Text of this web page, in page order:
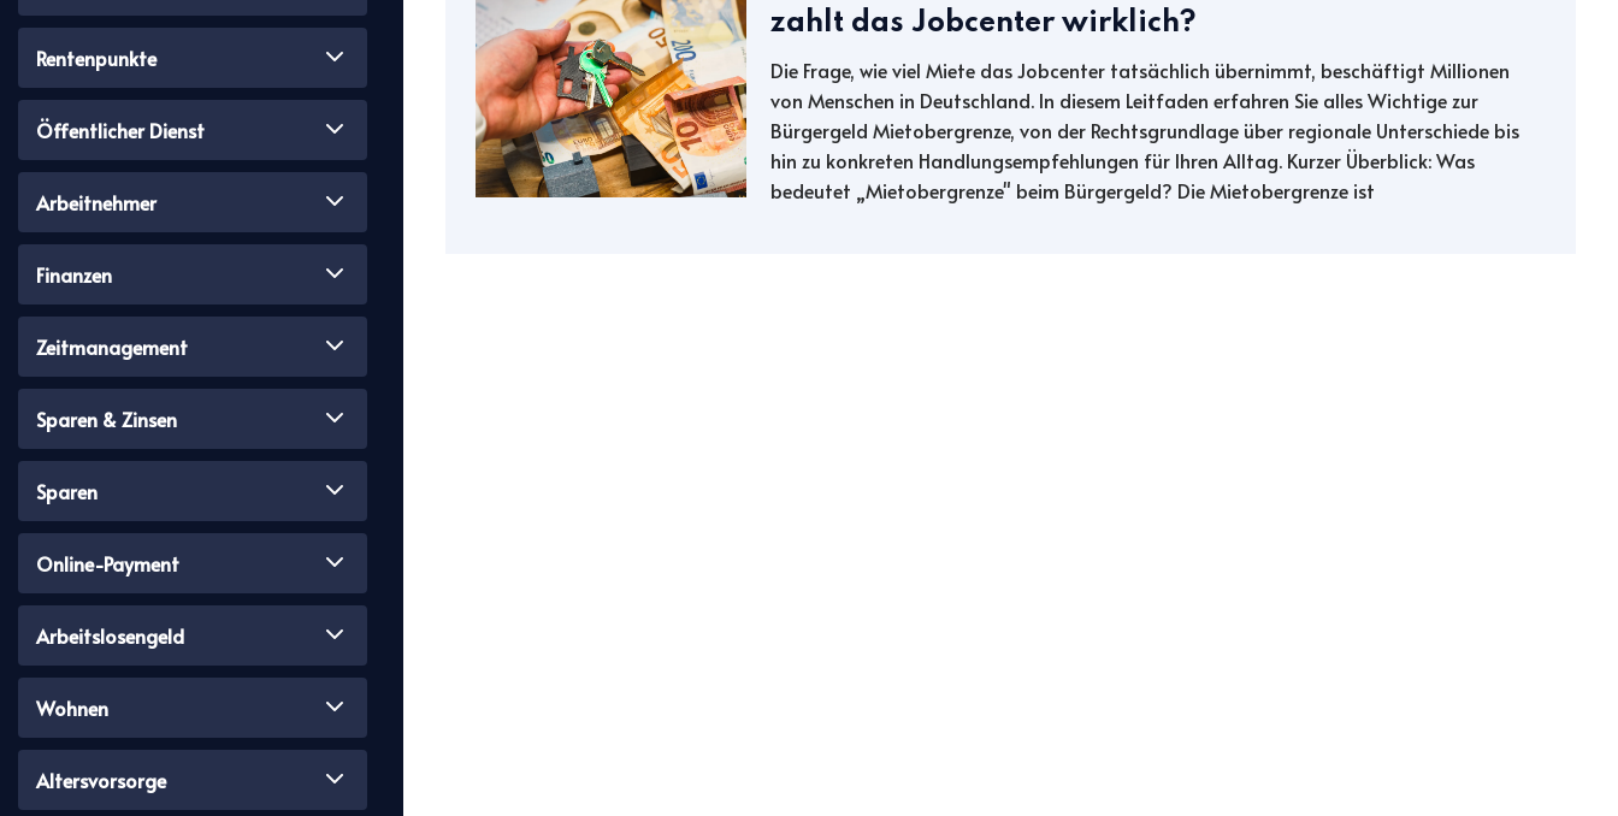
Rentenpunkte
Öffentlicher Dienst
Arbeitnehmer
Finanzen
Zeitmanagement
Sparen & Zinsen
Sparen
Online-Payment
Arbeitslosengeld
Wohnen
Altersvorsorge
zahlt das Jobcenter wirklich?
Die Frage, wie viel Miete das Jobcenter tatsächlich übernimmt, beschäftigt Millionen
von Menschen in Deutschland. In diesem Leitfaden erfahren Sie alles Wichtige zur
Bürgergeld Mietobergrenze, von der Rechtsgrundlage über regionale Unterschiede bis
hin zu konkreten Handlungsempfehlungen für Ihren Alltag. Kurzer Überblick: Was
bedeutet „Mietobergrenze" beim Bürgergeld? Die Mietobergrenze ist